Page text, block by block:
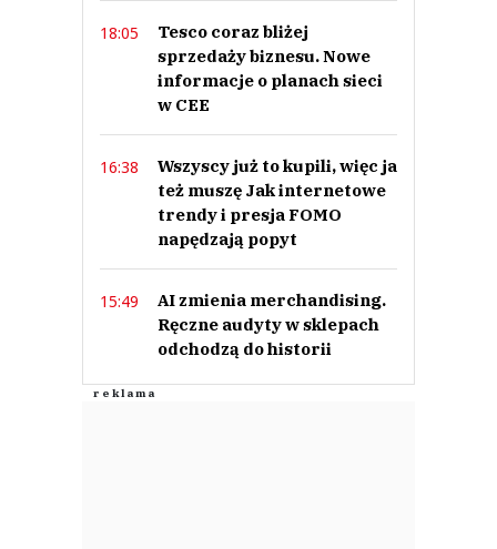
18:05
Tesco coraz bliżej
sprzedaży biznesu. Nowe
informacje o planach sieci
w CEE
16:38
Wszyscy już to kupili, więc ja
też muszę Jak internetowe
trendy i presja FOMO
napędzają popyt
15:49
AI zmienia merchandising.
Ręczne audyty w sklepach
odchodzą do historii